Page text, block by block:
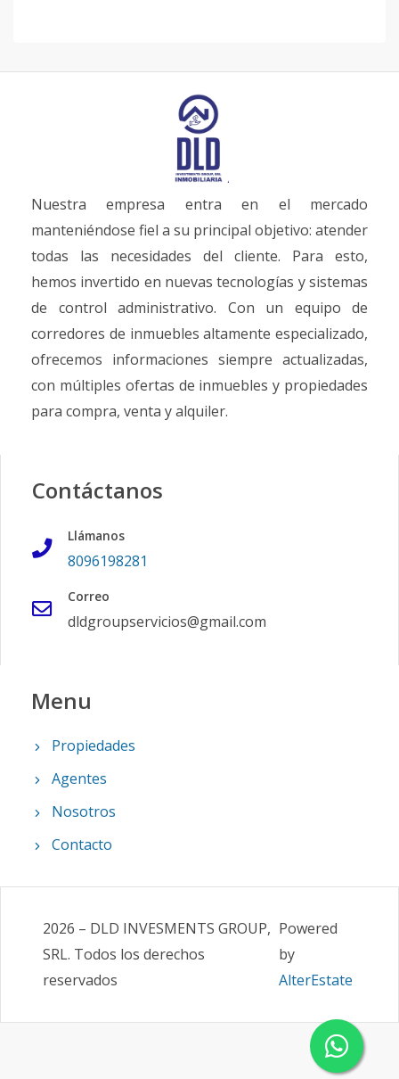
Nuestra empresa entra en el mercado
manteniéndose fiel a su principal objetivo: atender
todas las necesidades del cliente. Para esto,
hemos invertido en nuevas tecnologías y sistemas
de control administrativo. Con un equipo de
corredores de inmuebles altamente especializado,
ofrecemos informaciones siempre actualizadas,
con múltiples ofertas de inmuebles y propiedades
para compra, venta y alquiler.
Contáctanos
Llámanos
8096198281
Correo
dldgroupservicios@gmail.com
Menu
Propiedades
Agentes
Nosotros
Contacto
2026 – DLD INVESMENTS GROUP,
SRL. Todos los derechos
reservados
Powered
by
AlterEstate